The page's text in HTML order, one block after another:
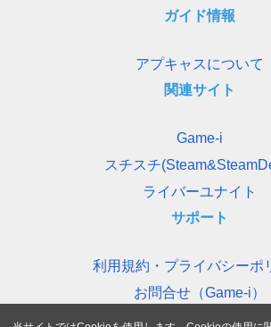
ガイド情報
アプキャスについて
関連サイト
Game-i
スチスチ
ライバーユナイト
サポート
利用規約・プライバシーポ
お問合せ（Game-i）